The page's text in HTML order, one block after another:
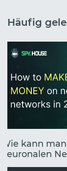
Häufig
Wie kann
neuronalen
10 besten